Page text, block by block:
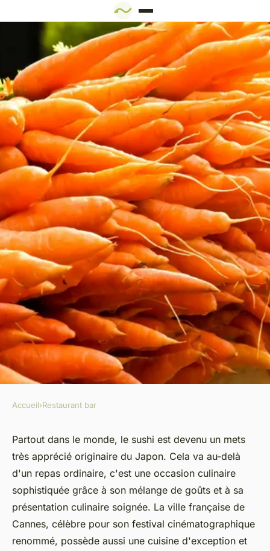
Le sushi : Comment cette
délicatesse japonaise a
conquis Cannes
Sophie•14 avril 2025•5 min de lecture
Accueil›Restaurant bar
Partout dans le monde, le sushi est devenu un mets
très apprécié originaire du Japon. Cela va au-delà
d'un repas ordinaire, c'est une occasion culinaire
sophistiquée grâce à son mélange de goûts et à sa
présentation culinaire soignée. La ville française de
Cannes, célèbre pour son festival cinématographique
renommé, possède aussi une cuisine d'exception et